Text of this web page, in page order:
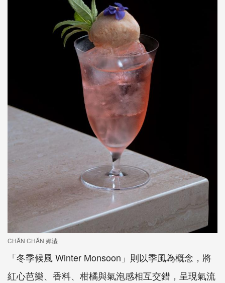
CHĂN CHĂN 嬋潹
「冬季候風 Winter Monsoon」則以季風為概念，將
紅心芭樂、香料、柑橘與氣泡感相互交錯，呈現氣流